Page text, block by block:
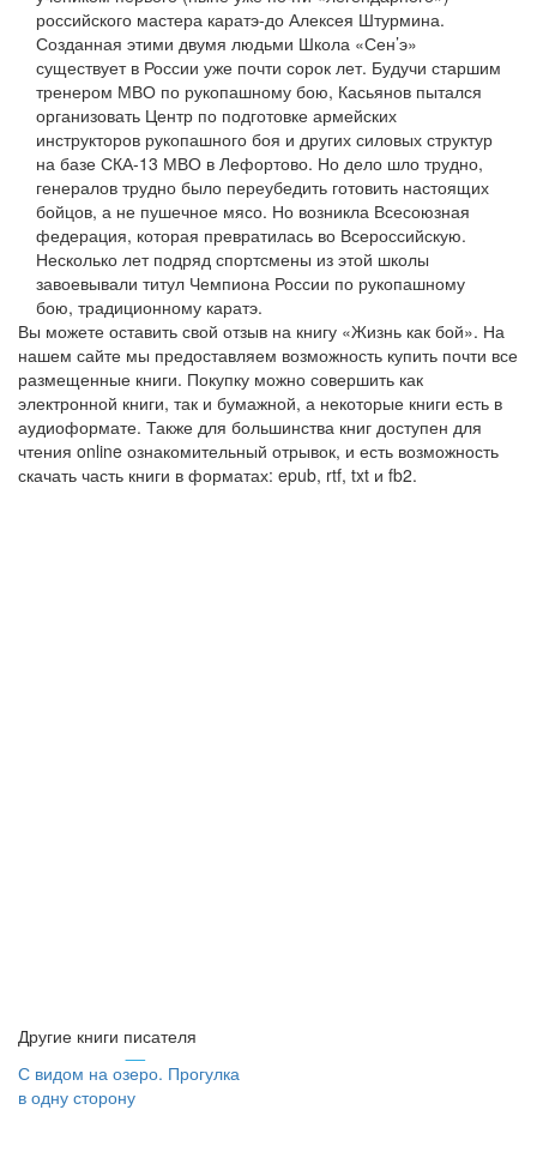
российского мастера каратэ-до Алексея Штурмина.
Созданная этими двумя людьми Школа «Сен’э»
существует в России уже почти сорок лет. Будучи старшим
тренером МВО по рукопашному бою, Касьянов пытался
организовать Центр по подготовке армейских
инструкторов рукопашного боя и других силовых структур
на базе СКА-13 МВО в Лефортово. Но дело шло трудно,
генералов трудно было переубедить готовить настоящих
бойцов, а не пушечное мясо. Но возникла Всесоюзная
федерация, которая превратилась во Всероссийскую.
Несколько лет подряд спортсмены из этой школы
завоевывали титул Чемпиона России по рукопашному
бою, традиционному каратэ.
Вы можете оставить свой отзыв на книгу «Жизнь как бой». На
нашем сайте мы предоставляем возможность купить почти все
размещенные книги. Покупку можно совершить как
электронной книги, так и бумажной, а некоторые книги есть в
аудиоформате. Также для большинства книг доступен для
чтения online ознакомительный отрывок, и есть возможность
скачать часть книги в форматах: epub, rtf, txt и fb2.
Другие книги писателя
С видом на озеро. Прогулка
в одну сторону